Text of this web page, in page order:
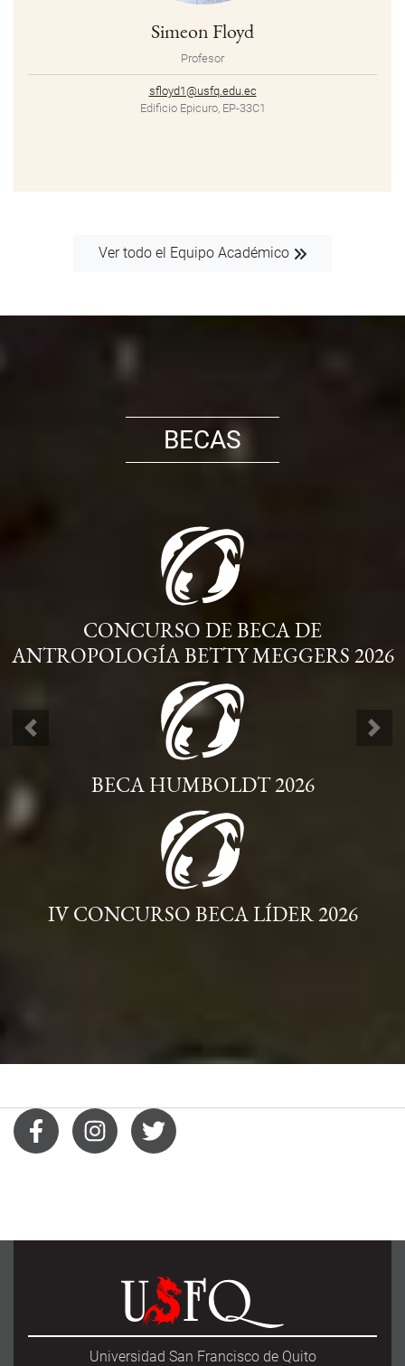
Simeon Floyd
Profesor
sfloyd1@usfq.edu.ec
Edificio Epicuro, EP-33C1
Ver todo el Equipo Académico
BECAS
CONCURSO DE BECA DE
ANTROPOLOGÍA BETTY MEGGERS 2026
BECA HUMBOLDT 2026
IV CONCURSO BECA LÍDER 2026
ANTERIOR
Universidad San Francisco de Quito